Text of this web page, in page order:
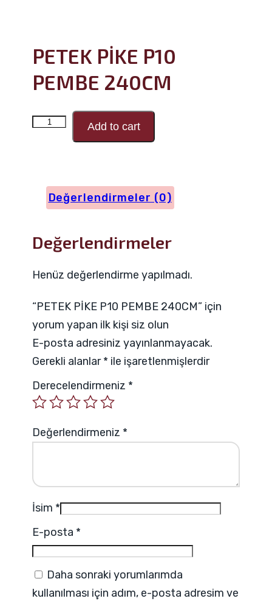
PETEK PİKE P10
PEMBE 240CM
PETEK
240CM
Add to cart
Değerlendirmeler (0)
Değerlendirmeler
Henüz değerlendirme yapılmadı.
“PETEK PİKE P10 PEMBE 240CM” için
yorum yapan ilk kişi siz olun
E-posta adresiniz yayınlanmayacak.
Gerekli alanlar* ile işaretlenmişlerdir
Derecelendirmeniz *
Değerlendirmeniz *
İsim *
E-posta *
Daha sonraki yorumlarımda
kullanılması için adım, e-posta adresim ve